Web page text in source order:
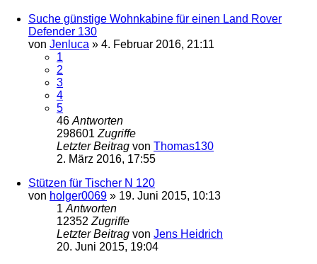
Suche günstige Wohnkabine für einen Land Rover
Defender 130
von Jenluca » 4. Februar 2016, 21:11
1
2
3
4
5
46 Antworten
298601 Zugriffe
Letzter Beitrag von Thomas130
2. März 2016, 17:55
Stützen für Tischer N 120
von holger0069 » 19. Juni 2015, 10:13
1 Antworten
12352 Zugriffe
Letzter Beitrag von Jens Heidrich
20. Juni 2015, 19:04